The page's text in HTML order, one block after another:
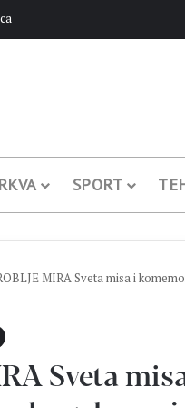
SPORT
MIRA Sveta misa i
Sveta